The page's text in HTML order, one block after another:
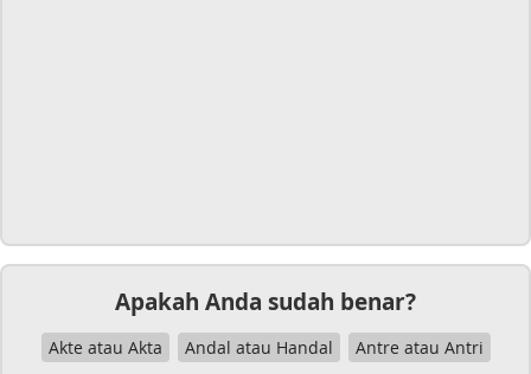
Apakah Anda sudah benar?
Akte atau Akta Andal atau Handal
Antre atau Antri